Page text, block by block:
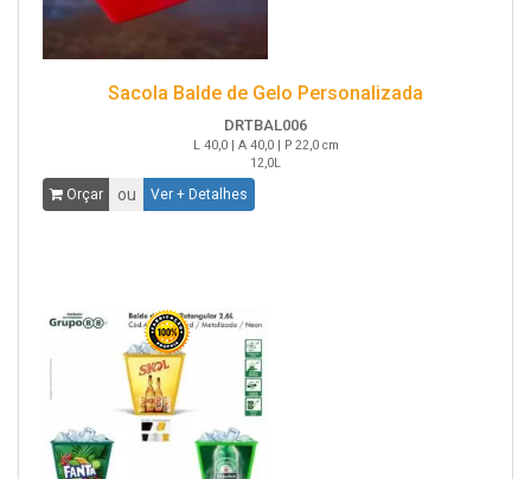
Sacola Balde de Gelo Personalizada
DRTBAL006
L 40,0 | A 40,0 | P 22,0 cm
12,0L
Orçar ou Ver + Detalhes